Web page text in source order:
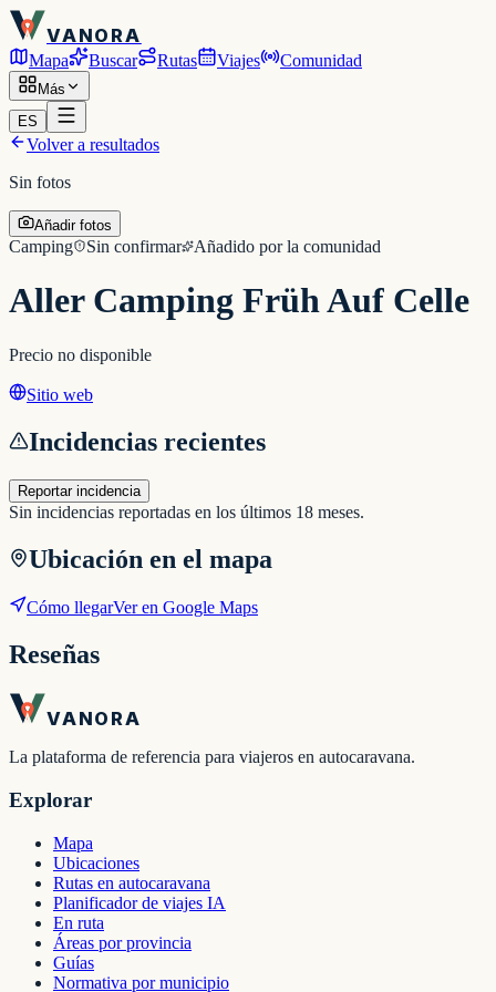
VANORA
Mapa Buscar Rutas Viajes Comunidad
Más
ES
Volver a resultados
Sin fotos
Añadir fotos
Camping Sin confirmar Añadido por la comunidad
Aller Camping Früh Auf Celle
Precio no disponible
Sitio web
Incidencias recientes
Reportar incidencia
Sin incidencias reportadas en los últimos 18 meses.
Ubicación en el mapa
Cómo llegarVer en Google Maps
Reseñas
VANORA
La plataforma de referencia para viajeros en autocaravana.
Explorar
Mapa
Ubicaciones
Rutas en autocaravana
Planificador de viajes IA
En ruta
Áreas por provincia
Guías
Normativa por municipio